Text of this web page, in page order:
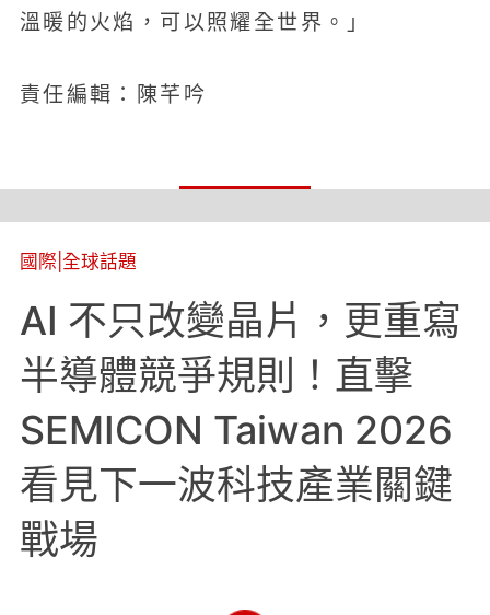
溫暖的火焰，可以照耀全世界。」
責任編輯：陳芊吟
國際 全球話題
AI 不只改變晶片，更重寫
半導體競爭規則！直擊
SEMICON Taiwan 2026
看見下一波科技產業關鍵
戰場